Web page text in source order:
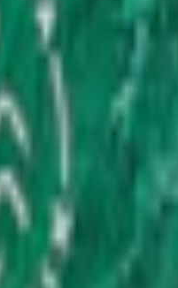
OBS! One Orange